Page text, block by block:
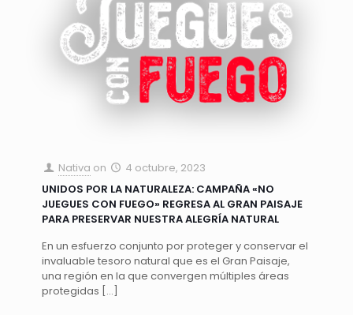
Nativa on
4 octubre, 2023
UNIDOS POR LA NATURALEZA: CAMPAÑA «NO
JUEGUES CON FUEGO» REGRESA AL GRAN PAISAJE
PARA PRESERVAR NUESTRA ALEGRÍA NATURAL
En un esfuerzo conjunto por proteger y conservar el
invaluable tesoro natural que es el Gran Paisaje,
una región en la que convergen múltiples áreas
protegidas […]